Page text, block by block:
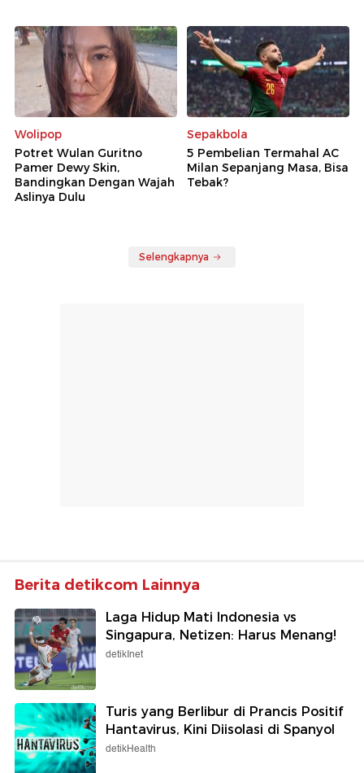
Wolipop
Potret Wulan Guritno
Pamer Dewy Skin,
Bandingkan Dengan Wajah
Aslinya Dulu
Sepakbola
5 Pembelian Termahal AC
Milan Sepanjang Masa, Bisa
Tebak?
Selengkapnya
Berita detikcom Lainnya
Laga Hidup Mati Indonesia vs
Singapura, Netizen: Harus Menang!
detikInet
Turis yang Berlibur di Prancis Positif
Hantavirus, Kini Diisolasi di Spanyol
detikHealth